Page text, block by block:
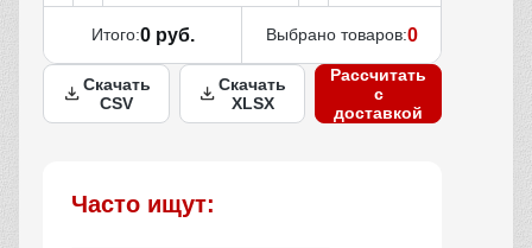
Итого:0 руб. Выбрано товаров:0
Скачать
CSV
Скачать
XLSX
Рассчитать
с
доставкой
Часто ищут: